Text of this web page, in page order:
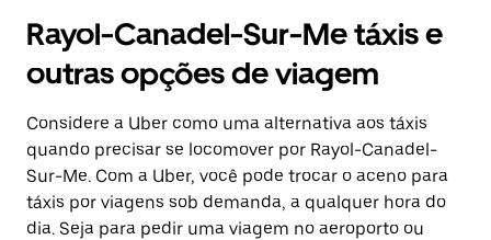
Rayol-Canadel-Sur-Me táxis e
outras opções de viagem
Considere a Uber como uma alternativa aos táxis
quando precisar se locomover por Rayol-Canadel-
Sur-Me. Com a Uber, você pode trocar o aceno para
táxis por viagens sob demanda, a qualquer hora do
dia. Seja para pedir uma viagem no aeroporto ou